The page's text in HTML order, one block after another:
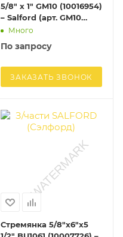
5/8" х 1" GM10 (10016954)
– Salford (арт. GM10
(10016954))
Много
По запросу
ЗАКАЗАТЬ ЗВОНОК
Стремянка 5/8"х6"х5